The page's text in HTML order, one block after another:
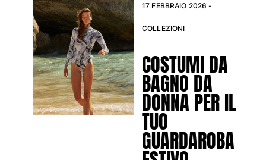
Vedi tutti i Gioielli e Orologi
Collaborazioni
Regali
Ispirazioni
LE SPIAGGE VILEBREQUIN
17 FEBBRAIO 2026 -
COLLEZIONI
COSTUMI DA
BAGNO DA
DONNA PER IL
TUO
GUARDAROBA